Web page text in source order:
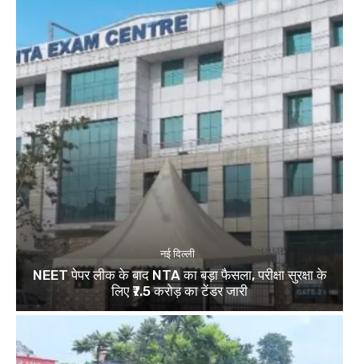
नई दिल्ली
NEET पेपर लीक के बाद NTA का बड़ा फैसला, परीक्षा सुरक्षा के
लिए ₹7.5 करोड़ का टेंडर जारी